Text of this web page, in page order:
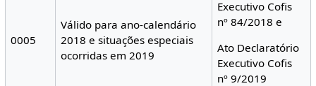
0005
Válido para ano-calendário
2018 e situações especiais
ocorridas em 2019
Executivo Cofis
nº 84/2018 e
Ato Declaratório
Executivo Cofis
nº 9/2019